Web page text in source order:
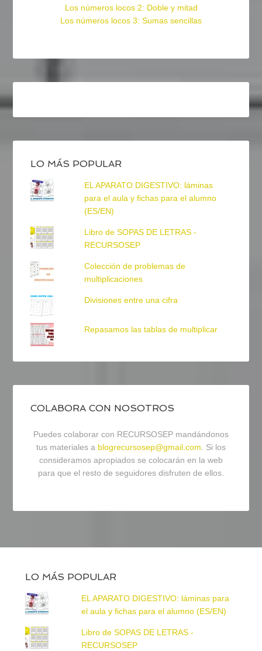
Los números locos 2: Doble y mitad
Los números locos 3: Sumas sencillas
LO MÁS POPULAR
EL APARATO DIGESTIVO: láminas
para el aula y fichas para el alumno
(ES/EN)
Libro de SOPAS DE LETRAS -
RECURSOSEP
Colección de problemas de
multiplicaciones
Divisiones entre una cifra
Repasamos las tablas de multiplicar
COLABORA CON NOSOTROS
Puedes colaborar con RECURSOSEP mandándonos
tus materiales a blogrecursosep@gmail.com . Si los
consideramos apropiados se colocarán en la web
para que el resto de seguidores disfruten de ellos.
LO MÁS POPULAR
EL APARATO DIGESTIVO: láminas para
el aula y fichas para el alumno (ES/EN)
Libro de SOPAS DE LETRAS -
RECURSOSEP